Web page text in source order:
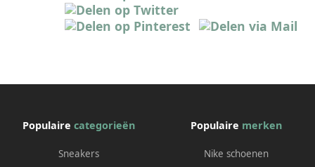
Populaire categorieën
Sneakers
Populaire merken
Nike schoenen